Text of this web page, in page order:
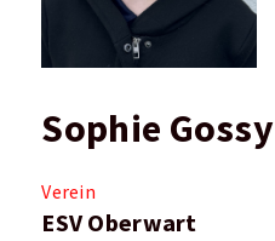
Sophie Gossy
Verein
ESV Oberwart